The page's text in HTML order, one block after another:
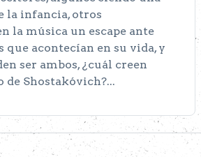
la infancia, otros
la música un escape ante
que acontecían en su vida, y
ser ambos, ¿cuál creen
de Shostakóvich?...